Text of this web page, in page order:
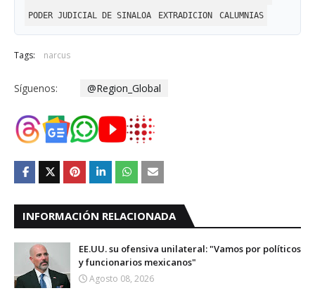
PODER JUDICIAL DE SINALOA EXTRADICION CALUMNIAS
Tags: narcus
Síguenos: @Region_Global
INFORMACIÓN RELACIONADA
EE.UU. su ofensiva unilateral: "Vamos por políticos
y funcionarios mexicanos"
Agosto 08, 2026